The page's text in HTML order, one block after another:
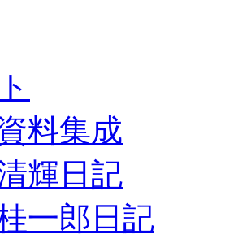
料集成
輝日記
一郎日記